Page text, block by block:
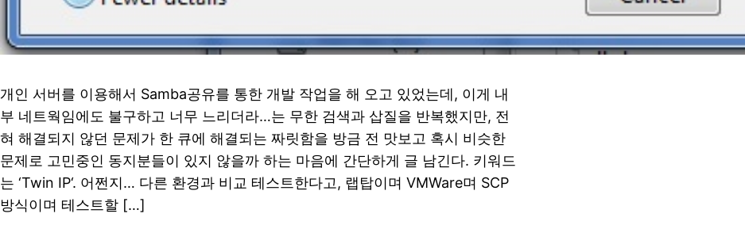
개인 서버를 이용해서 Samba공유를 통한 개발 작업을 해 오고 있었는데, 이게 내
부 네트웍임에도 불구하고 너무 느리더라…는 무한 검색과 삽질을 반복했지만, 전
혀 해결되지 않던 문제가 한 큐에 해결되는 짜릿함을 방금 전 맛보고 혹시 비슷한
문제로 고민중인 동지분들이 있지 않을까 하는 마음에 간단하게 글 남긴다. 키워드
는 ‘Twin IP‘. 어쩐지… 다른 환경과 비교 테스트한다고, 랩탑이며 VMWare며 SCP
방식이며 테스트할 […]